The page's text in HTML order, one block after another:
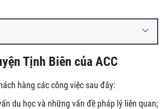
Tịnh Biên của ACC
hàng các công việc sau đây:
du học và những vấn đề pháp lý liên quan;